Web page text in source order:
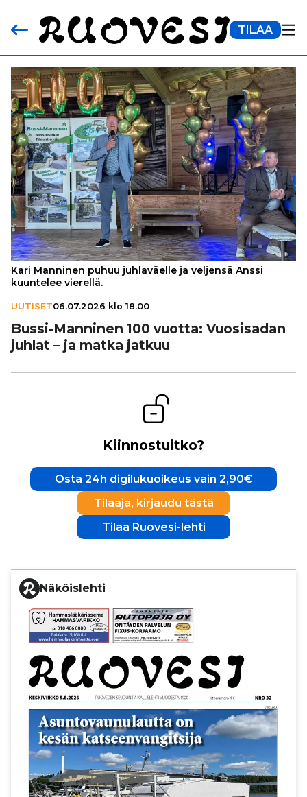
TILAA
Kari Manninen puhuu juhlaväelle ja veljensä Anssi
kuuntelee vierellä.
UUTISET06.07.2026 klo 18.00
Bussi-Manninen 100 vuotta: Vuo­si­sa­dan
juhlat – ja matka jatkuu
Kiinnostuitko?
Osta 24h digilukuoikeus vain 2,90€
Tilaaja, kirjaudu tästä
Tilaa Ruovesi-lehti
Näköislehti